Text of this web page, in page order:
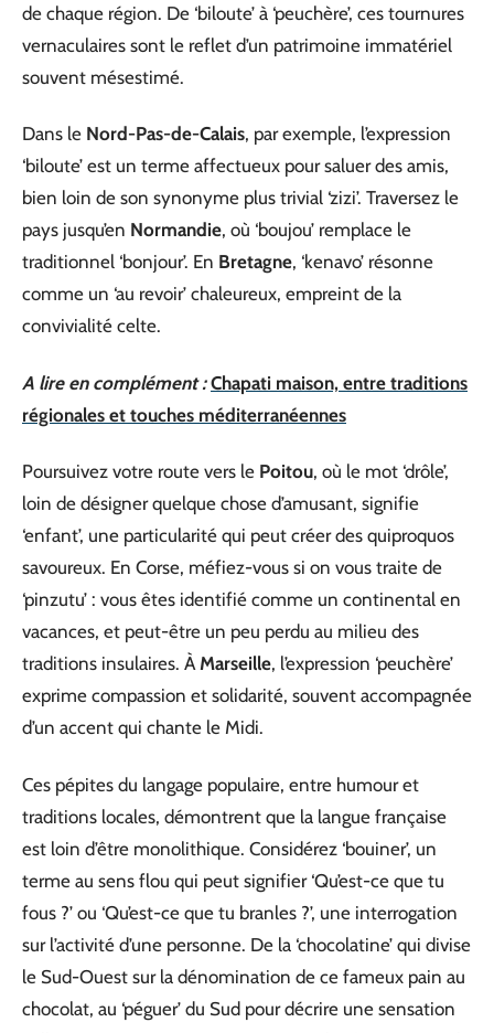
de chaque région. De ‘biloute’ à ‘peuchère’, ces tournures
vernaculaires sont le reflet d’un patrimoine immatériel
souvent mésestimé.
Dans le Nord-Pas-de-Calais, par exemple, l’expression
‘biloute’ est un terme affectueux pour saluer des amis,
bien loin de son synonyme plus trivial ‘zizi’. Traversez le
pays jusqu’en Normandie, où ‘boujou’ remplace le
traditionnel ‘bonjour’. En Bretagne, ‘kenavo’ résonne
comme un ‘au revoir’ chaleureux, empreint de la
convivialité celte.
A lire en complément : Chapati maison, entre traditions
régionales et touches méditerranéennes
Poursuivez votre route vers le Poitou, où le mot ‘drôle’,
loin de désigner quelque chose d’amusant, signifie
‘enfant’, une particularité qui peut créer des quiproquos
savoureux. En Corse, méfiez-vous si on vous traite de
‘pinzutu’ : vous êtes identifié comme un continental en
vacances, et peut-être un peu perdu au milieu des
traditions insulaires. ÀMarseille, l’expression ‘peuchère’
exprime compassion et solidarité, souvent accompagnée
d’un accent qui chante le Midi.
Ces pépites du langage populaire, entre humour et
traditions locales, démontrent que la langue française
est loin d’être monolithique. Considérez ‘bouiner’, un
terme au sens flou qui peut signifier ‘Qu’est-ce que tu
fous ?’ ou ‘Qu’est-ce que tu branles ?’, une interrogation
sur l’activité d’une personne. De la ‘chocolatine’ qui divise
le Sud-Ouest sur la dénomination de ce fameux pain au
chocolat, au ‘péguer’ du Sud pour décrire une sensation